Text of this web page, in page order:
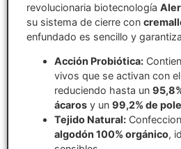
revolucionaria biotecnología
su sistema de cierre con
enfundado es sencillo y
Acción Probiótica:
vivos que se activan con
reduciendo hasta un
ácaros y un 99,2% de
Tejido Natural:
algodón 100% orgánico,